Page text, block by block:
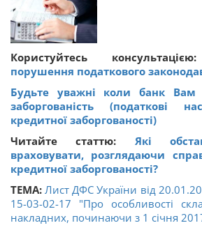
Користуйтесь
порушення податкового
Будьте уважні коли банк Вам
заборгованість (податкові
кредитної заборгованості)
Читайте статтю: Які
враховувати, розглядаючи
кредитної заборгованості?
ТЕМА: Лист ДФС України від
15-03-02-17 "Про особливості
накладних, починаючи з 1 січня